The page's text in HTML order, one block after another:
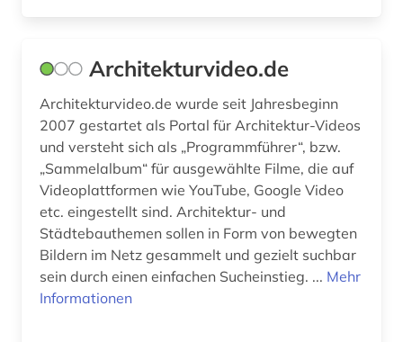
kunst (11)
kunst am bau (1)
kunstgeschichte (4)
kunsthandwerk (2)
kunsthistoriker (1)
kunsthistorikerin (1)
kunstmuseum (1)
Architekturvideo.de
Architekturvideo.de wurde seit Jahresbeginn
2007 gestartet als Portal für Architektur-Videos
und versteht sich als „Programmführer“, bzw.
„Sammelalbum“ für ausgewählte Filme, die auf
Videoplattformen wie YouTube, Google Video
etc. eingestellt sind. Architektur- und
Städtebauthemen sollen in Form von bewegten
Bildern im Netz gesammelt und gezielt suchbar
sein durch einen einfachen Sucheinstieg. ... Mehr
Informationen